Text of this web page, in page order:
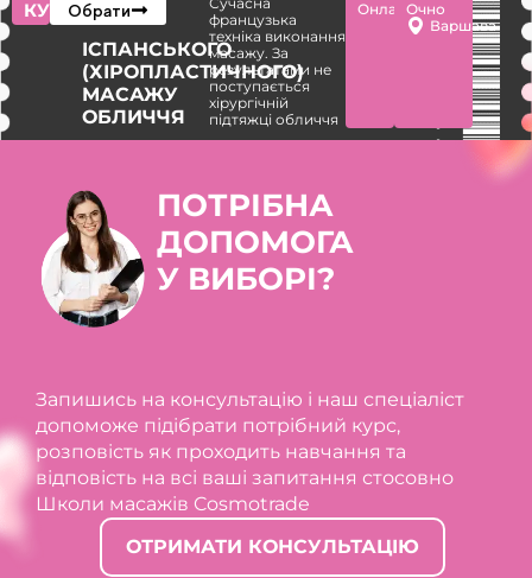
підтримка випускників після
навчання
Можливість долучитись до спільноти
випускників для подальшого
25-річний досвід викладання та
десятки тисяч вдячних випускників
КУРСОбрати
ІСПАНСЬКОГО
(ХІРОПЛАСТИЧНОГО)
МАСАЖУ
ОБЛИЧЧЯ
французька
техніка виконання
масажу. За
результатами не
поступається
хірургічній
підтяжці обличчя
ОнлайнОчно
Варшава
ПОТРІБНА
ДОПОМОГА
У ВИБОРІ?
Запишись на консультацію і наш спеціаліст
допоможе підібрати потрібний курс,
розповість як проходить навчання та
відповість на всі ваші запитання стосовно
Школи масажів Cosmotrade
ОТРИМАТИ КОНСУЛЬТАЦІЮ